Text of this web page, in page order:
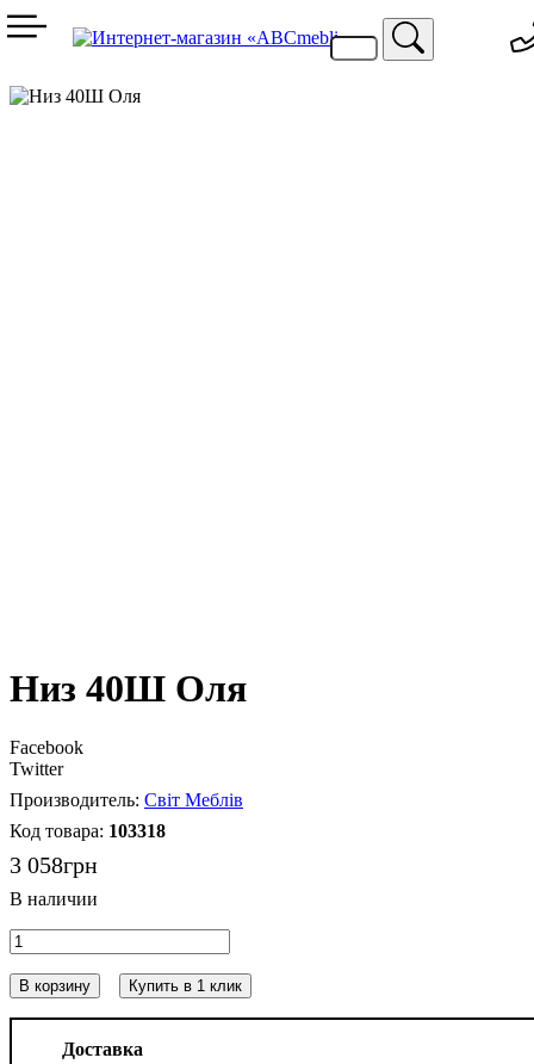
Низ 40Ш Оля
Facebook
Twitter
Світ Меблів
103318
3 058грн
В корзину Купить в 1 клик
Доставка